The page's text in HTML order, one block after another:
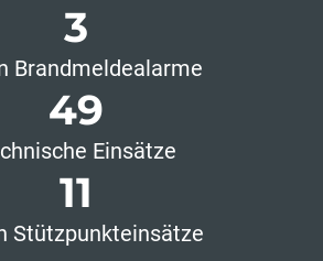
3
Brandmeldealarme
49
Einsätze
11
Stützpunkteinsätze